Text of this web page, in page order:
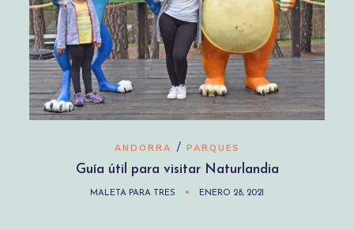
ANDORRA / PARQUES
Guía útil para visitar Naturlandia
MALETA PARA TRES ENERO 28, 2021